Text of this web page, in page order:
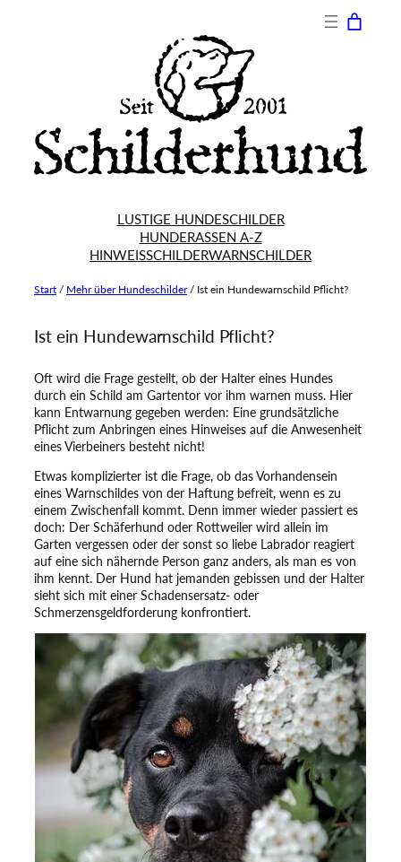
LUSTIGE HUNDESCHILDER
HUNDERASSEN A-Z
HINWEISSCHILDERWARNSCHILDER
Start / Mehr über Hundeschilder/ Ist ein Hundewarnschild Pflicht?
Ist ein Hundewarnschild Pflicht?
Oft wird die Frage gestellt, ob der Halter eines Hundes
durch ein Schild am Gartentor vor ihm warnen muss. Hier
kann Entwarnung gegeben werden: Eine grundsätzliche
Pflicht zum Anbringen eines Hinweises auf die Anwesenheit
eines Vierbeiners besteht nicht!
Etwas komplizierter ist die Frage, ob das Vorhandensein
eines Warnschildes von der Haftung befreit, wenn es zu
einem Zwischenfall kommt. Denn immer wieder passiert es
doch: Der Schäferhund oder Rottweiler wird allein im
Garten vergessen oder der sonst so liebe Labrador reagiert
auf eine sich nähernde Person ganz anders, als man es von
ihm kennt. Der Hund hat jemanden gebissen und der Halter
sieht sich mit einer Schadensersatz- oder
Schmerzensgeldforderung konfrontiert.